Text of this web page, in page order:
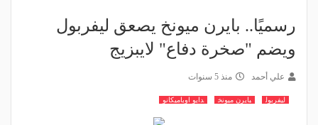
رسميًا.. بايرن ميونخ يصعق ليفربول
ويضم "صخرة دفاع" لايبزيج
علي أحمد منذ 5 سنوات
ليفربول بايرن ميونخ دايو اوباميكانو